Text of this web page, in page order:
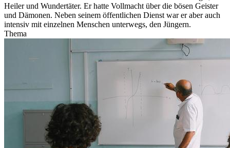
Heiler und Wundertäter. Er hatte Vollmacht über die bösen Geister
und Dämonen. Neben seinem öffentlichen Dienst war er aber auch
intensiv mit einzelnen Menschen unterwegs, den Jüngern.
Thema